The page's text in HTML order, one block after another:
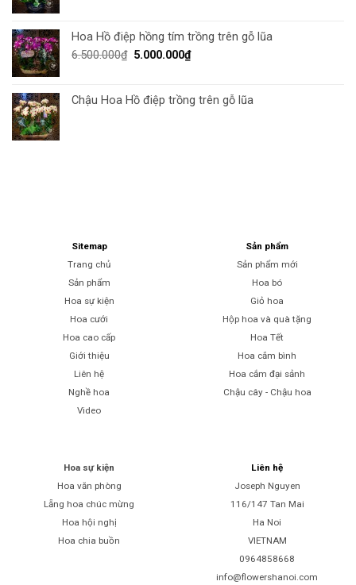
Hoa Hồ điệp hồng tím trồng trên gỗ lũa
6.500.000₫ 5.000.000₫
Chậu Hoa Hồ điệp trồng trên gỗ lũa
Sitemap
Trang chủ
Sản phẩm
Hoa sự kiện
Hoa cưới
Hoa cao cấp
Giới thiệu
Liên hệ
Nghề hoa
Video
Sản phẩm
Sản phẩm mới
Hoa bó
Giỏ hoa
Hộp hoa và quà tặng
Hoa Tết
Hoa cắm bình
Hoa cắm đại sảnh
Chậu cây - Chậu hoa
Hoa sự kiện
Hoa văn phòng
Lẵng hoa chúc mừng
Hoa hội nghị
Hoa chia buồn
Liên hệ
Joseph Nguyen
116/147 Tan Mai
Ha Noi
VIETNAM
0964858668
info@flowershanoi.com